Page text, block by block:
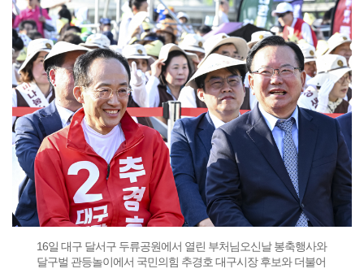
16일 대구 달서구 두류공원에서 열린 부처님오신날 봉축행사와
달구벌 관등놀이에서 국민의힘 추경호 대구시장 후보와 더불어